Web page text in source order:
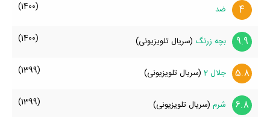
4 ضد (1400)
9.9 بچه زرنگ (سریال تلویزیونی) (1400)
5.8 جلال 2 (سریال تلویزیونی) (1399)
6.8 شرم (سریال تلویزیونی) (1399)